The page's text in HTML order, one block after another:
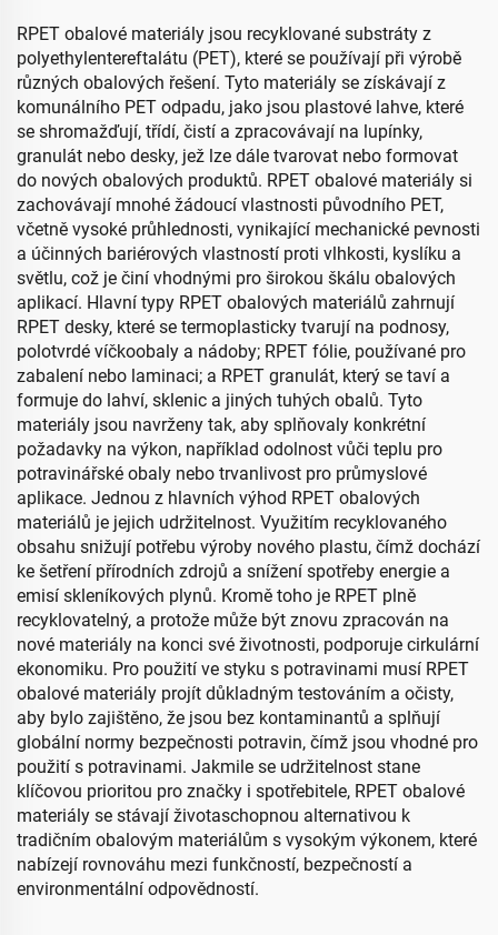
RPET obalové materiály jsou recyklované substráty z
polyethylentereftalátu (PET), které se používají při výrobě
různých obalových řešení. Tyto materiály se získávají z
komunálního PET odpadu, jako jsou plastové lahve, které
se shromažďují, třídí, čistí a zpracovávají na lupínky,
granulát nebo desky, jež lze dále tvarovat nebo formovat
do nových obalových produktů. RPET obalové materiály si
zachovávají mnohé žádoucí vlastnosti původního PET,
včetně vysoké průhlednosti, vynikající mechanické pevnosti
a účinných bariérových vlastností proti vlhkosti, kyslíku a
světlu, což je činí vhodnými pro širokou škálu obalových
aplikací. Hlavní typy RPET obalových materiálů zahrnují
RPET desky, které se termoplasticky tvarují na podnosy,
polotvrdé víčkoobaly a nádoby; RPET fólie, používané pro
zabalení nebo laminaci; a RPET granulát, který se taví a
formuje do lahví, sklenic a jiných tuhých obalů. Tyto
materiály jsou navrženy tak, aby splňovaly konkrétní
požadavky na výkon, například odolnost vůči teplu pro
potravinářské obaly nebo trvanlivost pro průmyslové
aplikace. Jednou z hlavních výhod RPET obalových
materiálů je jejich udržitelnost. Využitím recyklovaného
obsahu snižují potřebu výroby nového plastu, čímž dochází
ke šetření přírodních zdrojů a snížení spotřeby energie a
emisí skleníkových plynů. Kromě toho je RPET plně
recyklovatelný, a protože může být znovu zpracován na
nové materiály na konci své životnosti, podporuje cirkulární
ekonomiku. Pro použití ve styku s potravinami musí RPET
obalové materiály projít důkladným testováním a očisty,
aby bylo zajištěno, že jsou bez kontaminantů a splňují
globální normy bezpečnosti potravin, čímž jsou vhodné pro
použití s potravinami. Jakmile se udržitelnost stane
klíčovou prioritou pro značky i spotřebitele, RPET obalové
materiály se stávají životaschopnou alternativou k
tradičním obalovým materiálům s vysokým výkonem, které
nabízejí rovnováhu mezi funkčností, bezpečností a
environmentální odpovědností.